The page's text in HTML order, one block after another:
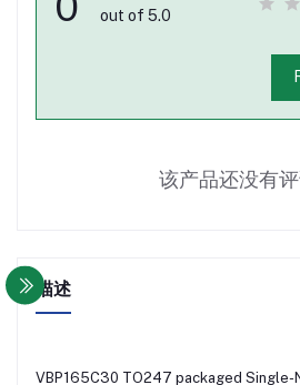
out of 5.0
该产品还没有评
描述
VBP165C30 TO247 packaged Single-